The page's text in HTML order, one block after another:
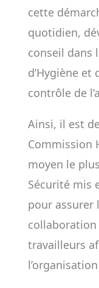
cette
quotidien,
conseil dans
d’Hygiène
contrôle de
Ainsi, il est
Commission
moyen le
Sécurité mis
pour assurer
travailleurs